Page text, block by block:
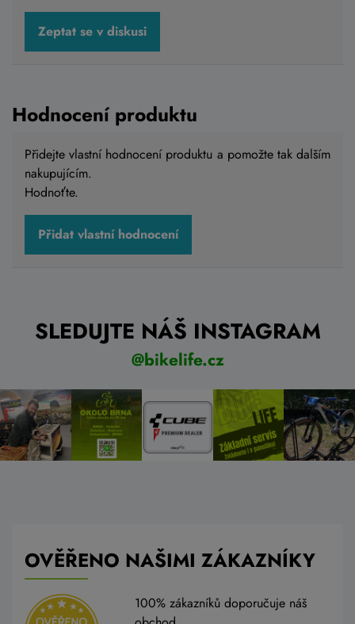
Zeptat se v diskusi
Hodnocení produktu
Přidejte vlastní hodnocení produktu a pomožte tak dalším
nakupujícím.
Hodnoťte.
Přidat vlastní hodnocení
SLEDUJTE NÁŠ INSTAGRAM
@bikelife.cz
OVĚŘENO NAŠIMI ZÁKAZNÍKY
100% zákazníků doporučuje náš